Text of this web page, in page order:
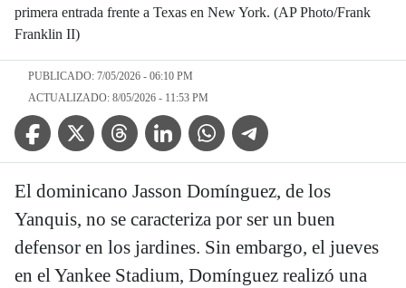
primera entrada frente a Texas en New York. (AP Photo/Frank
Franklin II)
PUBLICADO: 7/05/2026 - 06:10 PM
ACTUALIZADO: 8/05/2026 - 11:53 PM
Facebook IconTwitter IconThreads IconLinkedin IconWhatsApp IconTelegram Icon
El dominicano Jasson Domínguez, de los
Yanquis, no se caracteriza por ser un buen
defensor en los jardines. Sin embargo, el jueves
en el Yankee Stadium, Domínguez realizó una